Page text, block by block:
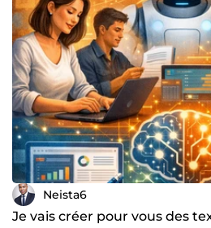
Neista6
Je vais créer pour vous des